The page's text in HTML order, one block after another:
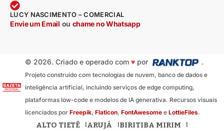
LUCY NASCIMENTO – COMERCIAL
Envie um Email ou chame no Whatsapp
© 2026. Criado e operado com ♥por .
Projeto construído com tecnologias de nuvem, banco de dados e
inteligência artificial, incluindo serviços de edge computing,
plataformas low-code e modelos de IA generativa. Recursos visuais
licenciados por Freepik, Flaticon, FontAwesomee LottieFiles.
ALTO TIETÊ ARUJÁ BIRITIBA MIRIM